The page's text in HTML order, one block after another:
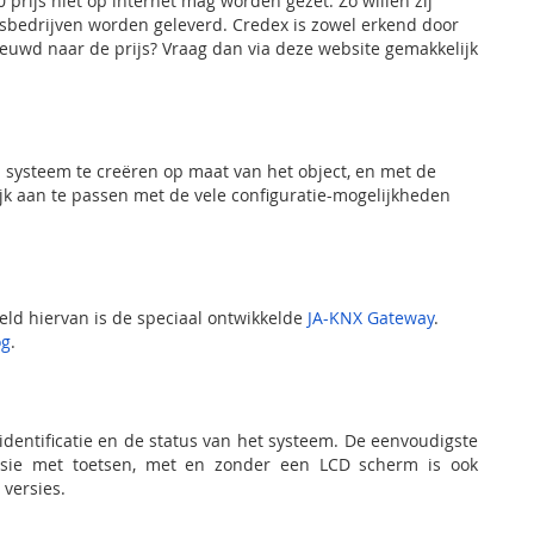
worden geleverd. Credex is zowel erkend door
naar de prijs? Vraag dan via deze website gemakkelijk
te creëren op maat van het object, en met de
te passen met de vele configuratie-mogelijkheden
hiervan is de speciaal ontwikkelde JA-KNX Gateway.
.
en de status van het systeem. De eenvoudigste
met toetsen, met en zonder een LCD scherm is ook